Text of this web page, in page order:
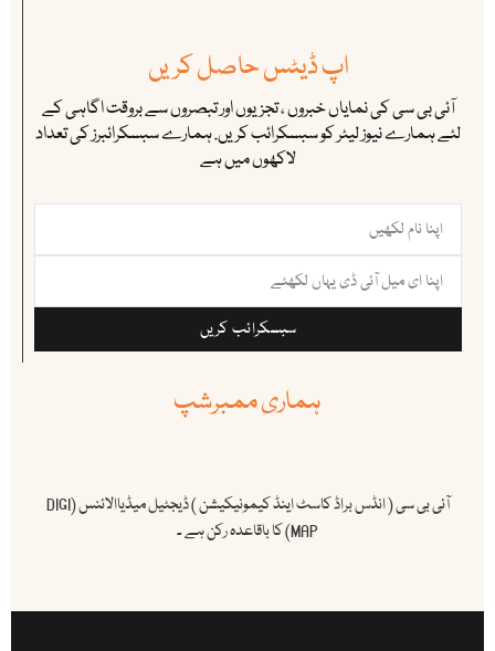
اپ ڈیٹس حاصل کریں
آئی بی سی کی نمایاں خبروں ، تجزیوں اور تبصروں سے بروقت اگاہی کے
لئے ہمارے نیوز لیٹر کو سبسکرائب کریں. ہمارے سبسکرائبرز کی تعداد
لاکھوں میں ہے
سبسکرائب کریں
ہماری ممبرشپ
آئی بی سی ( انڈس براڈ کاسٹ اینڈ کیمونیکیشن ) ڈیجٹیل میڈیاالائنس (DIGI
MAP) کا باقاعدہ رکن ہے ۔